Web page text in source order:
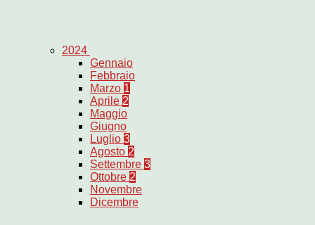
2024
Gennaio
Febbraio
Marzo 1
Aprile 2
Maggio
Giugno
Luglio 3
Agosto 2
Settembre 3
Ottobre 2
Novembre
Dicembre